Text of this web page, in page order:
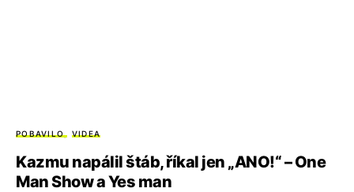
POBAVILO VIDEA
Kazmu napálil štáb, říkal jen „ANO!“ – One
Man Show a Yes man